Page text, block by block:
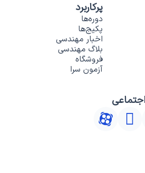
پرکاربرد
دوره‌ها
پکیج‌ها
اخبار مهندسی
بلاگ مهندسی
فروشگاه
آزمون سرا